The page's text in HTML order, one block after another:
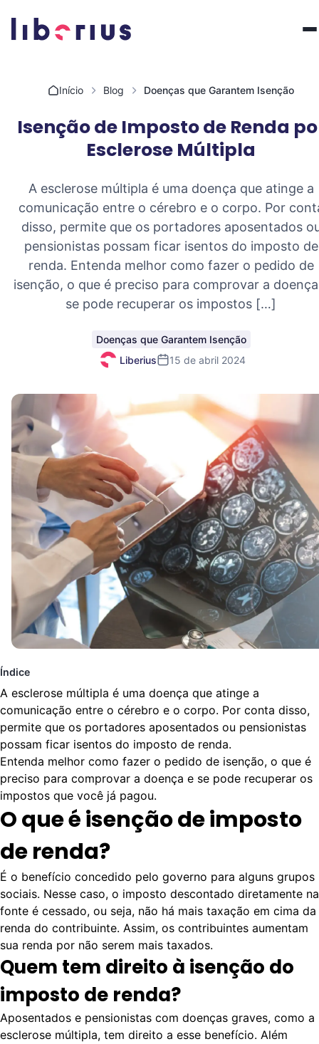
Início Blog Doenças que Garantem Isenção
Isenção de Imposto de Renda
Esclerose Múltipla
A esclerose múltipla é uma doença que atinge a
comunicação entre o cérebro e o corpo. Por
disso, permite que os portadores aposentados
pensionistas possam ficar isentos do imposto de
renda. Entenda melhor como fazer o pedido de
isenção, o que é preciso para comprovar a
se pode recuperar os impostos […]
Doenças que Garantem Isenção
Liberius
15 de abril 2024
Índice
A esclerose múltipla é uma doença que atinge a
comunicação entre o cérebro e o corpo. Por conta disso,
permite que os portadores aposentados ou pensionistas
possam ficar isentos do imposto de renda.
Entenda melhor como fazer o pedido de isenção, o que é
preciso para comprovar a doença e se pode recuperar os
impostos que você já pagou.
O que é isenção de imposto
de renda?
É o benefício concedido pelo governo para alguns grupos
sociais. Nesse caso, o imposto descontado diretamente na
fonte é cessado, ou seja, não há mais taxação em cima da
renda do contribuinte. Assim, os contribuintes aumentam
sua renda por não serem mais taxados.
Quem tem direito à isenção do
imposto de renda?
Aposentados e pensionistas com doenças graves, como a
esclerose múltipla, tem direito a esse benefício. Além